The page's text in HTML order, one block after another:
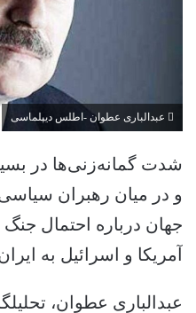
عبدالباری عطوان -اطلس دیپلماسی
شدت گمانه‌زنی‌ها در
و در میان رهبران
جهان درباره احتمال
آمریکا و اسرائیل به
عبدالباری عطوان،